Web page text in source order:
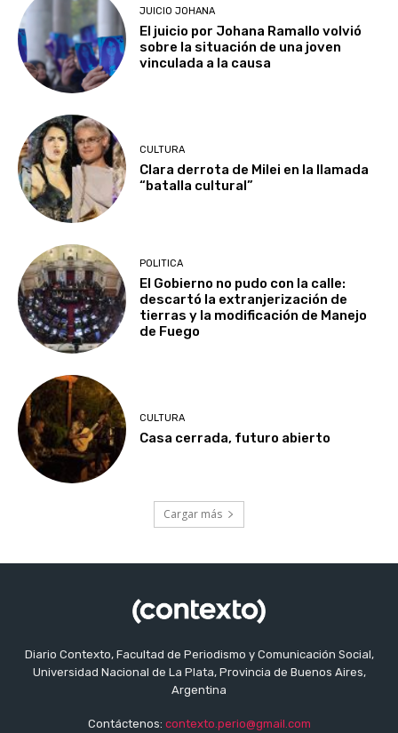
JUICIO JOHANA
El juicio por Johana Ramallo volvió
sobre la situación de una joven
vinculada a la causa
CULTURA
Clara derrota de Milei en la llamada
“batalla cultural”
POLITICA
El Gobierno no pudo con la calle:
descartó la extranjerización de
tierras y la modificación de Manejo
de Fuego
CULTURA
Casa cerrada, futuro abierto
Cargar más
Diario Contexto, Facultad de Periodismo y Comunicación Social,
Universidad Nacional de La Plata, Provincia de Buenos Aires,
Argentina
Contáctenos: contexto.perio@gmail.com